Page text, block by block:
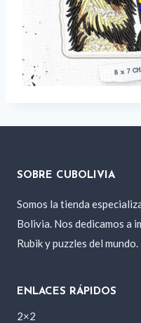
SOBRE CUBOLIVIA
Somos la tienda
Bolivia. Nos dedicamos a
Rubik y puzzles del mundo.
ENLACES RÁPIDOS
2×2